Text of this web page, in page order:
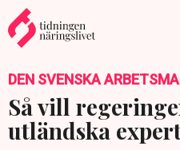
DEN SVENSKA
Så vill
utländska